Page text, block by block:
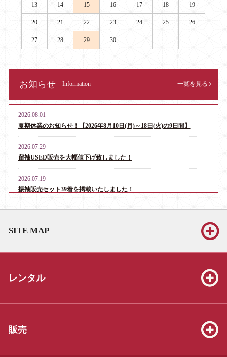
13 14 15 16 17 18 19
20 21 22 23 24 25 26
27 28 29 30
お知らせ Information 一覧を見る
2026.08.01
夏期休業のお知らせ！【2026年8月10日(月)～18日(火)の9日間】
2026.07.29
留袖USED販売を大幅値下げ致しました！
2026.07.19
振袖販売セット39着を掲載いたしました！
2026.06.13
した！
2026.06.13
2026.06.13
した！
2026.05.23
SITE MAP
レンタル
販売